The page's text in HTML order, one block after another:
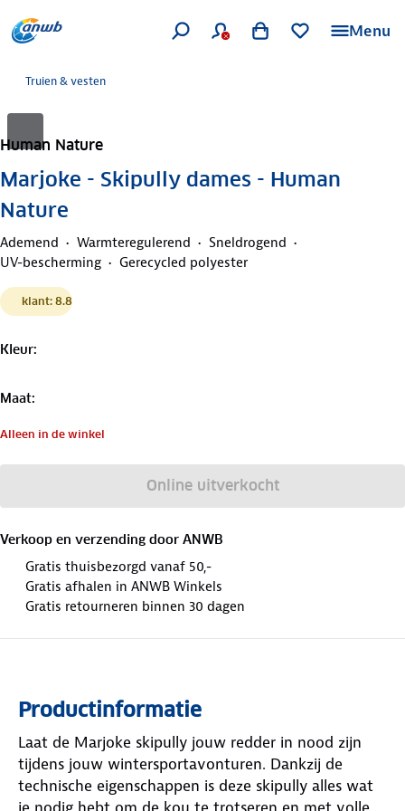
Menu
Truien & vesten
Human Nature
Marjoke - Skipully dames - Human
Nature
Ademend Warmteregulerend
Sneldrogend
UV-bescherming
Gerecycled polyester
klant: 8.8
Kleur:
Maat:
Alleen in de winkel
Online uitverkocht
Verkoop en verzending door ANWB
Gratis thuisbezorgd vanaf 50,-
Gratis afhalen in ANWB Winkels
Gratis retourneren binnen 30 dagen
Productinformatie
Laat de Marjoke skipully jouw redder in nood zijn
tijdens jouw wintersportavonturen. Dankzij de
technische eigenschappen is deze skipully alles wat